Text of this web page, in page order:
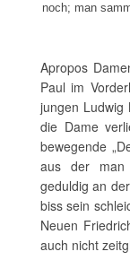
noch; man
Apropos
Paul im
jungen Ludwig
die Dame
bewegende
aus der man
geduldig an
biss sein
Neuen
auch nicht